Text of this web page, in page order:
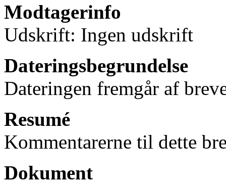
Modtagerinfo
Udskrift: Ingen udskrift
Dateringsbegrundelse
Dateringen fremgår af
Resumé
Kommentarerne til dette
Dokument